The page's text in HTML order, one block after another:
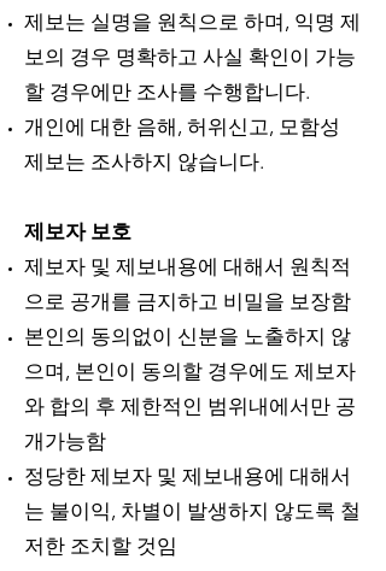
제보는 실명을 원칙으로 하며, 익명 제
보의 경우 명확하고 사실 확인이 가능
할 경우에만 조사를 수행합니다.
개인에 대한 음해, 허위신고, 모함성
제보는 조사하지 않습니다.
제보자 보호
제보자 및 제보내용에 대해서 원칙적
으로 공개를 금지하고 비밀을 보장함
본인의 동의없이 신분을 노출하지 않
으며, 본인이 동의할 경우에도 제보자
와 합의 후 제한적인 범위내에서만 공
개가능함
정당한 제보자 및 제보내용에 대해서
는 불이익, 차별이 발생하지 않도록 철
저한 조치할 것임